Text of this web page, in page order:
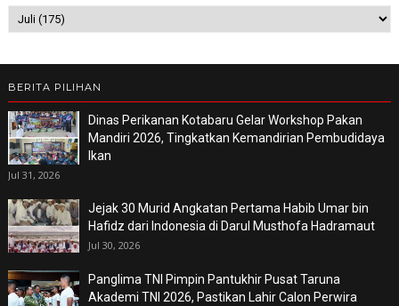
BERITA PILIHAN
Dinas Perikanan Kotabaru Gelar Workshop Pakan
Mandiri 2026, Tingkatkan Kemandirian Pembudidaya
Ikan
Jul 31, 2026
Jejak 30 Murid Angkatan Pertama Habib Umar bin
Hafidz dari Indonesia di Darul Musthofa Hadramaut
Jul 30, 2026
Panglima TNI Pimpin Pantukhir Pusat Taruna
Akademi TNI 2026, Pastikan Lahir Calon Perwira